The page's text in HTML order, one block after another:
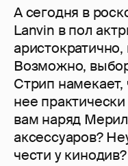
А сегодня в
Lanvin в пол
Возможно,
Стрип намекает,
нее
вам наряд
аксессуаров?
чести у кинодив?